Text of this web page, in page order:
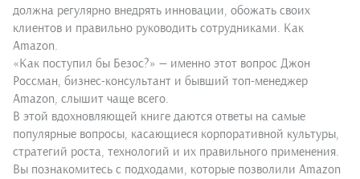
должна регулярно внедрять инновации, обожать своих
клиентов и правильно руководить сотрудниками. Как
Amazon.
«Как поступил бы Безос?» — именно этот вопрос Джон
Россман, бизнес-консультант и бывший топ-менеджер
Amazon, слышит чаще всего.
В этой вдохновляющей книге даются ответы на самые
популярные вопросы, касающиеся корпоративной культуры,
стратегий роста, технологий и их правильного применения.
Вы познакомитесь с подходами, которые позволили Amazon